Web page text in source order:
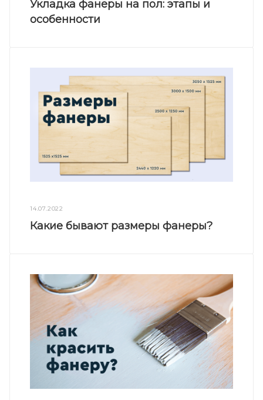
Укладка фанеры на пол: этапы и
особенности
14.07.2022
Какие бывают размеры фанеры?